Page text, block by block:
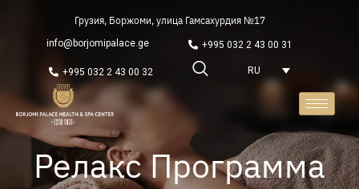
Грузия, Боржоми, улица Гамсахурдия №17
info@borjomipalace.ge +995 032 2 43 00 31
+995 032 2 43 00 32 RU
Релакс Программа